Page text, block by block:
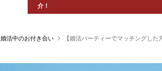
介！
婚活中のお付き合い 【婚活パーティーでマッチングし